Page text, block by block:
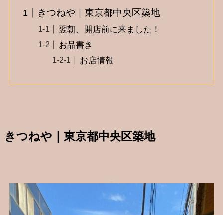
きつねや｜東京都中央区築地
翌朝、開店前に来ました！
お品書き
お店情報
きつねや｜東京都中央区築地